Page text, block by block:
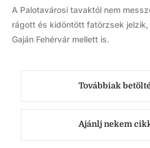
A Palotavárosi tavaktól nem
rágott és kidöntött fatörzsek
Gaján Fehérvár mellett is.
Továbbiak
Ajánlj nekem